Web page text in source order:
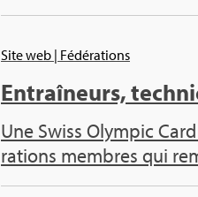
Site web | Fédé­ra­tions
Entraî­neurs,
Une Swiss Olym­pic
ra­tions membres qui